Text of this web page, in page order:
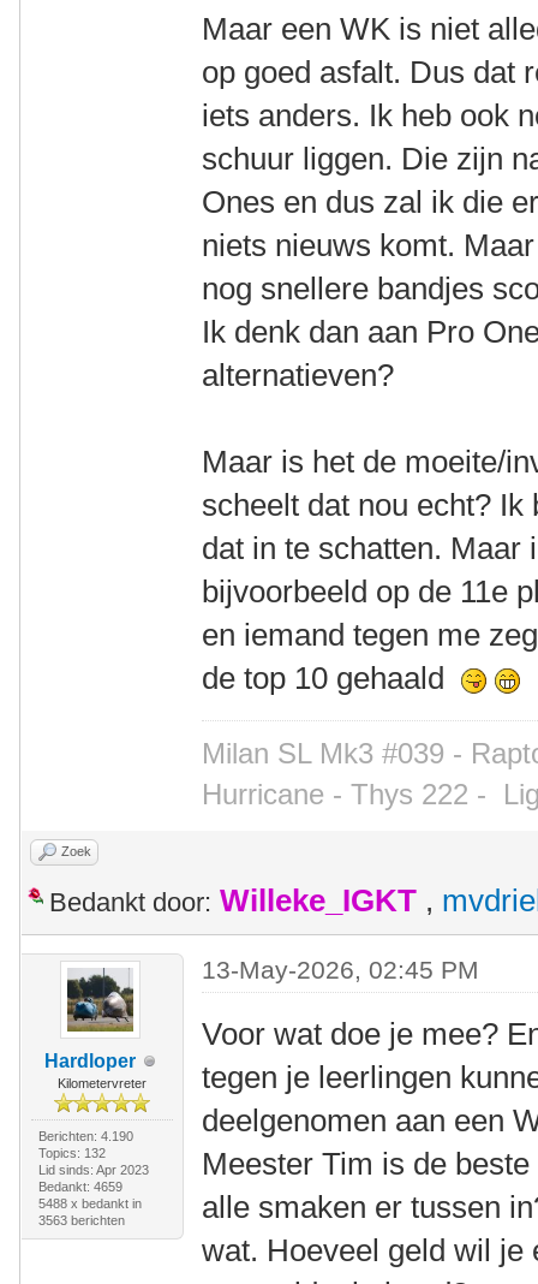
Maar een WK is niet
op goed asfalt. Dus dat
iets anders. Ik heb ook
schuur liggen. Die zijn
Ones en dus zal ik die
niets nieuws komt.
nog snellere bandjes
Ik denk dan aan Pro
alternatieven?
Maar is het de moeite/
scheelt dat nou echt?
dat in te schatten. Maar
bijvoorbeeld op de 11e
en iemand tegen me
de top 10 gehaald
Milan SL Mk3 #039 -
Hurricane - Thys 222 -
Zoek
Bedankt door: Willeke_IGKT ,
Hardloper
Kilometervreter
Berichten: 4.190
Topics: 132
Lid sinds: Apr 2023
Bedankt: 4659
5488 x bedankt in
3563 berichten
13-May-2026, 02:45 PM
Voor wat doe je mee?
tegen je leerlingen
deelgenomen aan een
Meester Tim is de
alle smaken er tussen
wat. Hoeveel geld wil je